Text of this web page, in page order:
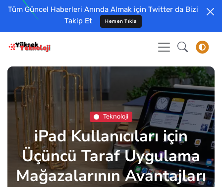
Tüm Güncel Haberleri Anında Almak için Twitter da Bizi
Takip Et
Hemen Tıkla
Teknoloji
iPad Kullanıcıları için
Üçüncü Taraf Uygulama
Mağazalarının Avantajları